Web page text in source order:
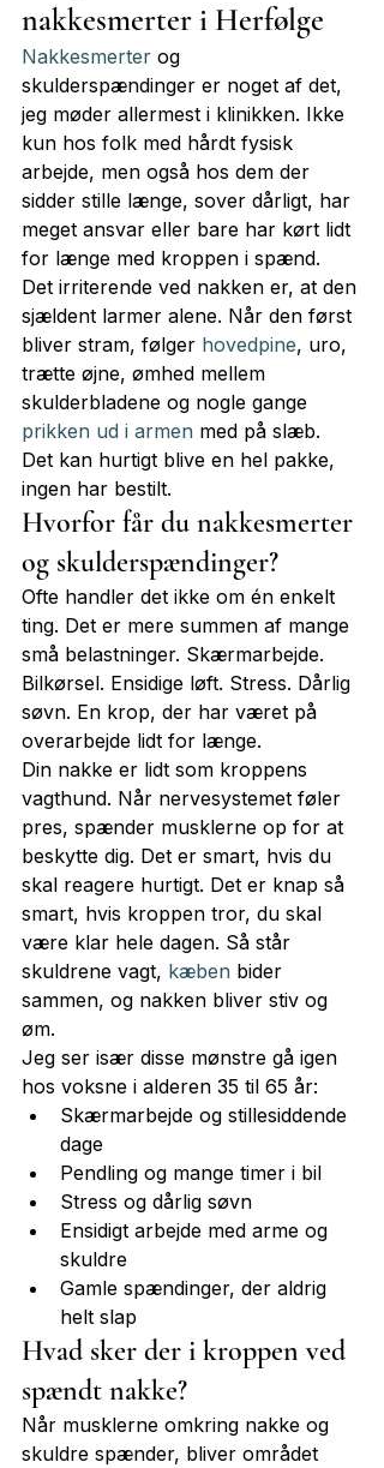
nakkesmerter i Herfølge
Nakkesmerter og
skulderspændinger er noget af det,
jeg møder allermest i klinikken. Ikke
kun hos folk med hårdt fysisk
arbejde, men også hos dem der
sidder stille længe, sover dårligt, har
meget ansvar eller bare har kørt lidt
for længe med kroppen i spænd.
Det irriterende ved nakken er, at den
sjældent larmer alene. Når den først
bliver stram, følger hovedpine, uro,
trætte øjne, ømhed mellem
skulderbladene og nogle gange
prikken ud i armen med på slæb.
Det kan hurtigt blive en hel pakke,
ingen har bestilt.
Hvorfor får du nakkesmerter
og skulderspændinger?
Ofte handler det ikke om én enkelt
ting. Det er mere summen af mange
små belastninger. Skærmarbejde.
Bilkørsel. Ensidige løft. Stress. Dårlig
søvn. En krop, der har været på
overarbejde lidt for længe.
Din nakke er lidt som kroppens
vagthund. Når nervesystemet føler
pres, spænder musklerne op for at
beskytte dig. Det er smart, hvis du
skal reagere hurtigt. Det er knap så
smart, hvis kroppen tror, du skal
være klar hele dagen. Så står
skuldrene vagt, kæben bider
sammen, og nakken bliver stiv og
øm.
Jeg ser især disse mønstre gå igen
hos voksne i alderen 35 til 65 år:
Skærmarbejde og stillesiddende
dage
Pendling og mange timer i bil
Stress og dårlig søvn
Ensidigt arbejde med arme og
skuldre
Gamle spændinger, der aldrig
helt slap
Hvad sker der i kroppen ved
spændt nakke?
Når musklerne omkring nakke og
skuldre spænder, bliver området